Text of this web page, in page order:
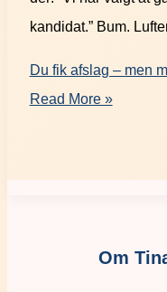
kandidat.” Bum.
Du fik afslag – men
Read More »
Om